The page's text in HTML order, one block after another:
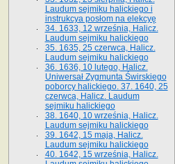
Laudum sejmiku halickiego i
instrukcya posłom na elekcyę
34. 1633, 12 września, Halicz.
Laudum sejmiku halickiego
35. 1635, 25 czerwca, Halicz.
Laudum sejmiku halickiego
36. 1636, 10 lutego, Halicz.
Uniwersał Zygmunta Świrskiego
poborcy halickiego. 37. 1640, 25
czerwca, Halicz. Laudum
sejmiku halickiego
38. 1640, 10 września, Halicz.
Laudum sejmiku halickiego
39. 1642, 15 maja, Halicz.
Laudum sejmiku halickiego
40. 1642, 15 września, Halicz.